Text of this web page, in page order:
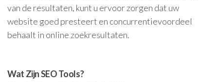
van de resultaten, kunt u ervoor zorgen dat uw
website goed presteert en concurrentievoordeel
behaalt in online zoekresultaten.
Wat Zijn SEO Tools?